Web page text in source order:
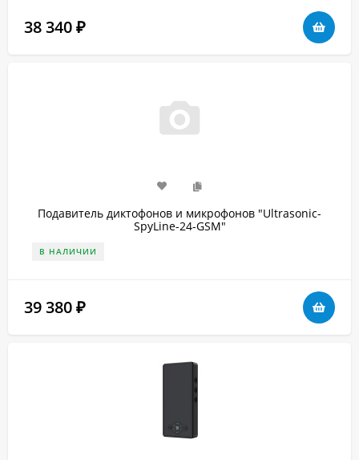
38 340 ₽
Подавитель диктофонов и микрофонов "Ultrasonic-
SpyLine-24-GSM"
В НАЛИЧИИ
39 380 ₽